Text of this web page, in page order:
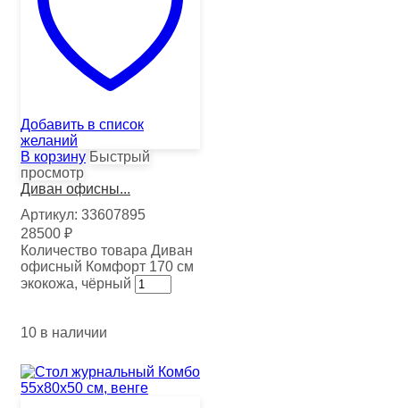
Добавить в список
желаний
В корзину Быстрый
просмотр
Диван офисны...
Артикул: 33607895
28500 ₽
Количество товара Диван
офисный Комфорт 170 см
экокожа, чёрный
10 в наличии